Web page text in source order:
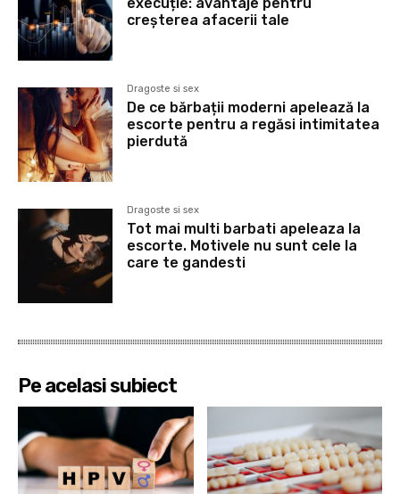
creșterea afacerii tale
Dragoste si sex
De ce bărbații moderni apelează la
escorte pentru a regăsi intimitatea
pierdută
Dragoste si sex
Tot mai multi barbati apeleaza la
escorte. Motivele nu sunt cele la
care te gandesti
Pe acelasi subiect